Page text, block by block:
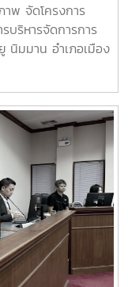
ารความเสี่ยงให้
ริหารเข้าใจง่าย -
ไม่ใช่เพียงการ
างโอกาส ยกระดับ
มเป็นเลิศอย่างยั่งยืน
# DQD - MJU
พ จัดโครงการ
บริหารจัดการการ
นิมมาน อำเภอเมือง
รจัดการกระบวนการ
างเกณฑ์คุณภาพการ
อันเป็นแนวทาง
ารองค์กรสู่
ศาสตราจารย์ ดร.สุ
ภาพแห่งชาติ (TQA
และแลกเปลี่ยน
กหนึ่งกิจกรรมสำคัญ
ารขับเคลื่อน
Model #